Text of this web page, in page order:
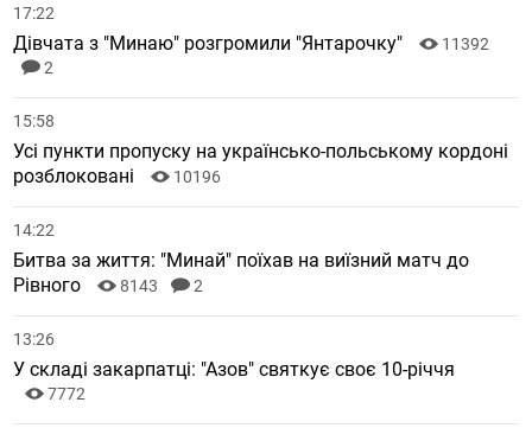
17:22
Дівчата з "Минаю" розгромили "Янтарочку"
11392
2
15:58
Усі пункти пропуску на українсько-польському кордоні
розблоковані
10196
14:22
Битва за життя: "Минай" поїхав на виїзний матч до
Рівного
8143 2
13:26
У складі закарпатці: "Азов" святкує своє 10-річчя
7772